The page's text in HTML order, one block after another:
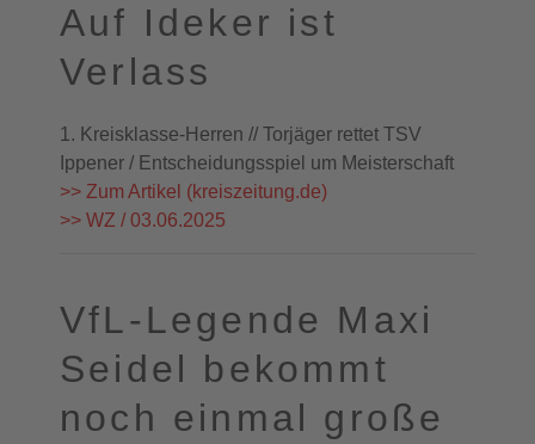
Auf Ideker ist
Verlass
1. Kreisklasse-Herren // Torjäger rettet TSV
Ippener / Entscheidungsspiel um Meisterschaft
>> Zum Artikel (kreiszeitung.de)
>> WZ / 03.06.2025
VfL-Legende Maxi
Seidel bekommt
noch einmal große